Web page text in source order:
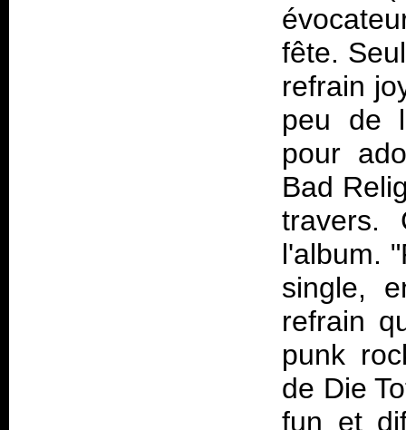
fête.
refrain
peu de
pour
Bad
travers.
l'album.
single,
refrain
punk
de Die
fun et